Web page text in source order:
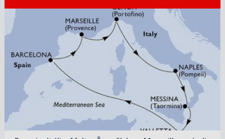
40 630 KČ/OS.
(1 679 €)
ZOBRAZIT DETAIL
22.08.2026 – 29.08.2026
29 020 KČ/OS.
(1 199 €)
ZOBRAZIT DETAIL
29.08.2026 – 05.09.2026
32 400 KČ/OS.
(1 339 €)
ZOBRAZIT DETAIL
05.09.2026 – 12.09.2026
25 140 KČ/OS.
(1 039 €)
ZOBRAZIT DETAIL
12.09.2026 – 19.09.2026
25 630 KČ/OS.
(1 059 €)